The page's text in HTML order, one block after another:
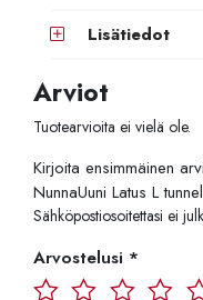
Lisätiedot
Arviot
Tuotearvioita ei vielä ole.
Kirjoita ensimmäinen
NunnaUuni Latus L
Sähköpostiosoitettasi ei
Arvostelusi *